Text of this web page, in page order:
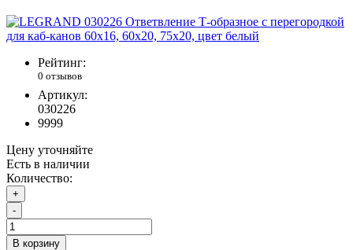
Рейтинг:
0 отзывов
Артикул:
030226
9999
Цену уточняйте
Есть в наличии
Количество:
+
-
В корзину